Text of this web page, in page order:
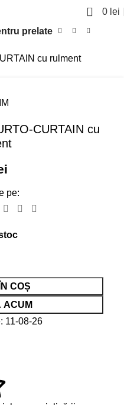
0 0 lei
prelate
CURTAIN cu
pe:
COȘ
ACUM
11-08-26